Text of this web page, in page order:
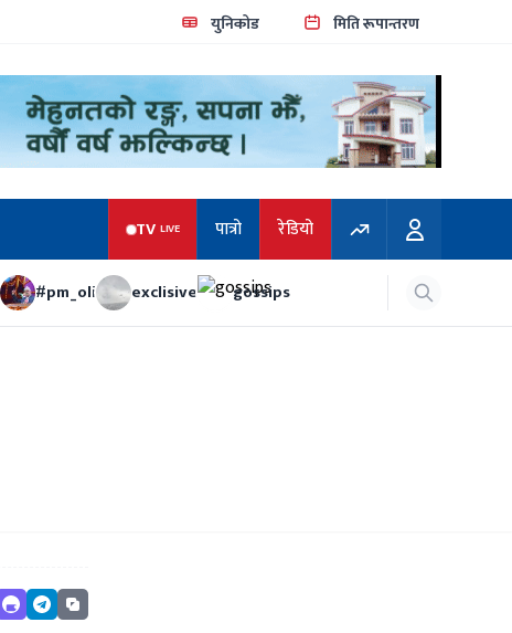
युनिकोड मिति रूपान्तरण
TV LIVE पात्रो रेडियो
#pm_oli exclisive gossips